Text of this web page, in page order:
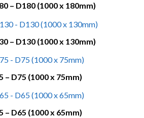
– D180 (1000 x 180mm)
– D130 (1000 x 130mm)
– D75 (1000 x 75mm)
– D65 (1000 x 65mm)